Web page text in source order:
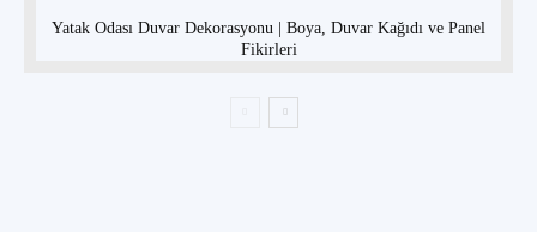
Yatak Odası Duvar Dekorasyonu | Boya, Duvar Kağıdı ve Panel
Fikirleri